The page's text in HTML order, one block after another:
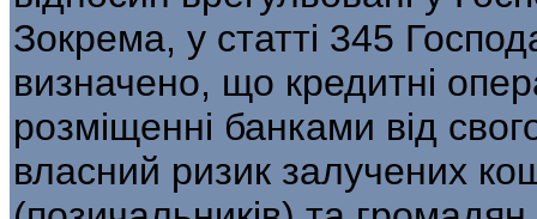
Зокрема, у статті 345
визначено, що кредитні
розміщенні банками від
власний ризик залучених